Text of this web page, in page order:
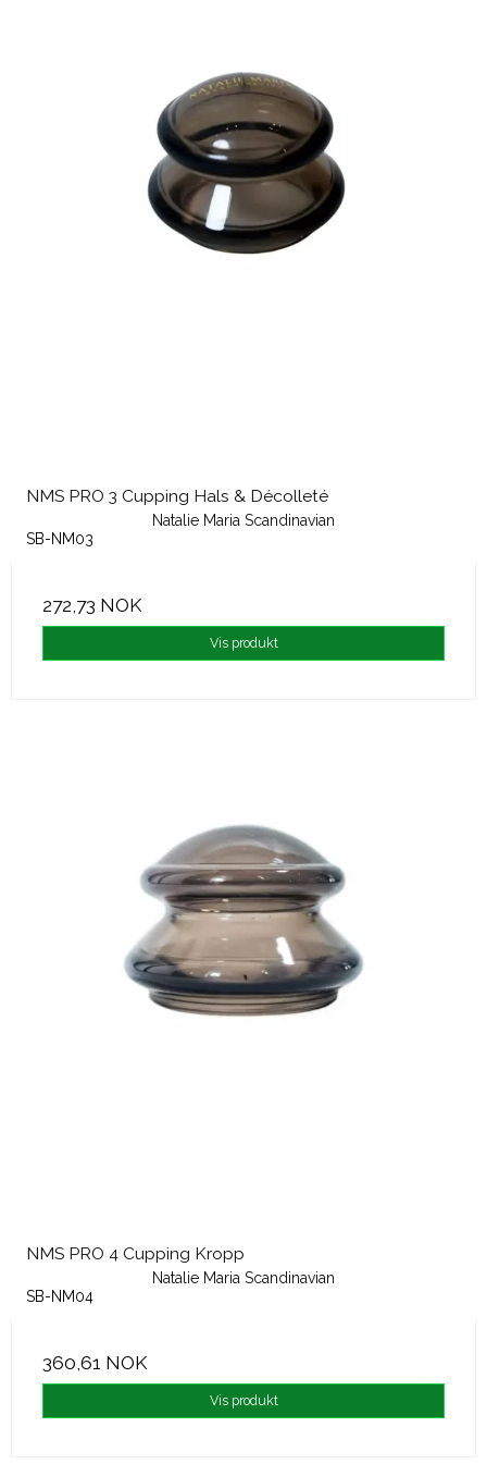
NMS PRO 3 Cupping Hals & Décolleté
Natalie Maria Scandinavian
SB-NM03
272,73 NOK
Vis produkt
NMS PRO 4 Cupping Kropp
Natalie Maria Scandinavian
SB-NM04
360,61 NOK
Vis produkt